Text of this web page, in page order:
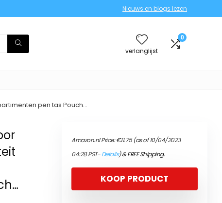
Nieuws en blogs lezen
verlanglijst
0
pen tas Pouch…
Amazon.nl Price:€11.75(as of 10/04/2023
04:28 PST-Details)&FREE Shipping.
KOOP PRODUCT